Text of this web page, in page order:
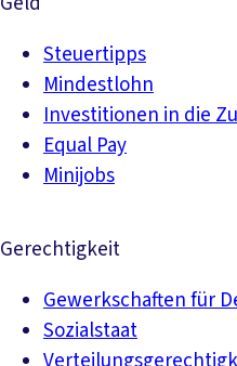
Steuertipps
Mindestlohn
Investitionen in die
Equal Pay
Minijobs
Gerechtigkeit
Gewerkschaften für
Sozialstaat